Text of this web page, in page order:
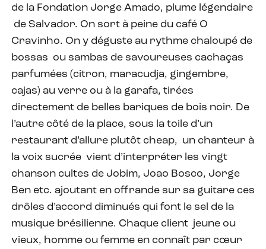
de la Fondation Jorge Amado, plume légendaire
de Salvador. On sort à peine du café O
Cravinho. On y déguste au rythme chaloupé de
bossas ou sambas de savoureuses cachaças
parfumées (citron, maracudja, gingembre,
cajas) au verre ou à la garafa, tirées
directement de belles bariques de bois noir. De
l’autre côté de la place, sous la toile d’un
restaurant d’allure plutôt cheap, un chanteur à
la voix sucrée vient d’interpréter les vingt
chanson cultes de Jobim, Joao Bosco, Jorge
Ben etc. ajoutant en offrande sur sa guitare ces
drôles d’accord diminués qui font le sel de la
musique brésilienne. Chaque client jeune ou
vieux, homme ou femme en connaît par cœur